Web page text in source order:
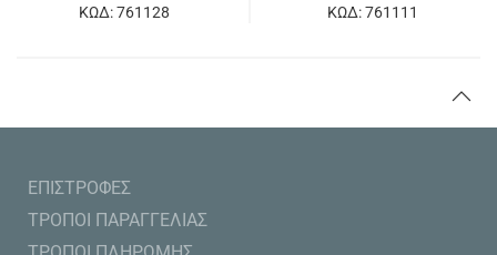
ΚΩΔ: 761128 ΚΩΔ: 761111
ΕΠΙΣΤΡΟΦΕΣ
ΤΡΟΠΟΙ ΠΑΡΑΓΓΕΛΙΑΣ